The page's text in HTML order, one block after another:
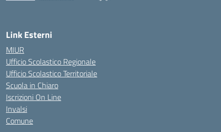
Link Esterni
MIUR
Ufficio Scolastico Regionale
Ufficio Scolastico Territoriale
Scuola in Chiaro
Iscrizioni On Line
Invalsi
Comune